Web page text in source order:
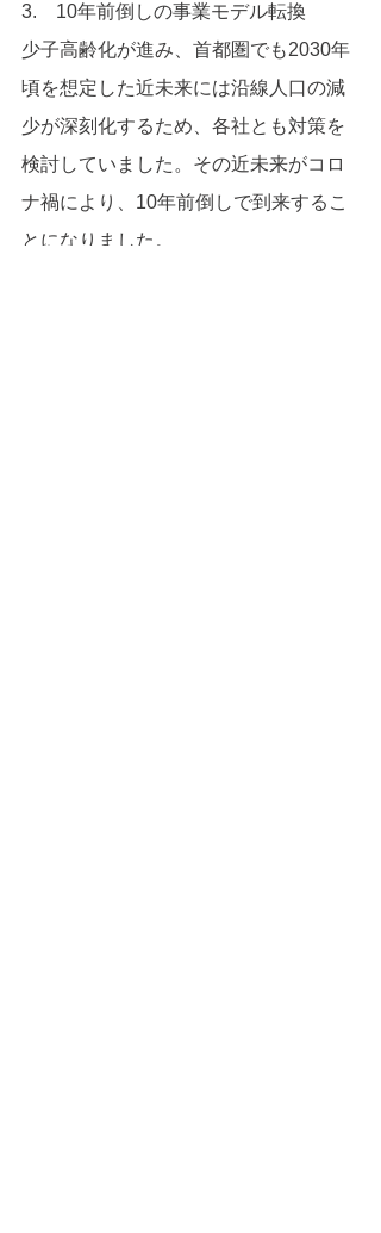
3.　10年前倒しの事業モデル転換
少子高齢化が進み、首都圏でも2030年
頃を想定した近未来には沿線人口の減
少が深刻化するため、各社とも対策を
検討していました。その近未来がコロ
ナ禍により、10年前倒しで到来するこ
とになりました。